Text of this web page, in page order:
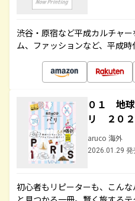
渋谷・原宿など平成カルチャ
ム、ファッションなど、平成時
０１ 地
リ ２０２
aruco 海外
2026.01.29 発
初心者もリピーターも、こん